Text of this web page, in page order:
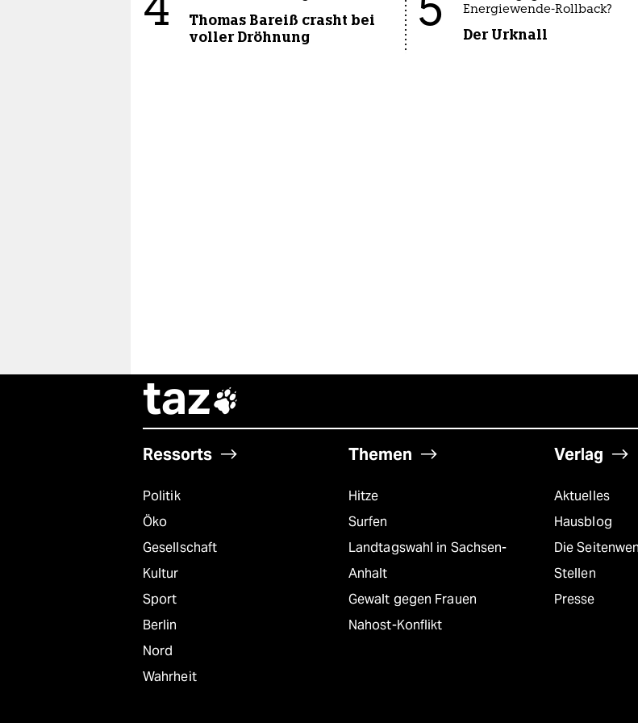
4
Thomas Bareiß crasht bei
voller Dröhnung
5
Energiewende-Rollback?
Der Urknall
taz
Ressorts
Politik
Öko
Gesellschaft
Kultur
Sport
Berlin
Nord
Wahrheit
Themen
Hitze
Surfen
Landtagswahl in Sachsen-
Anhalt
Gewalt gegen Frauen
Nahost-Konflikt
Verlag
Aktuelles
Hausblog
Die
Stellen
Presse